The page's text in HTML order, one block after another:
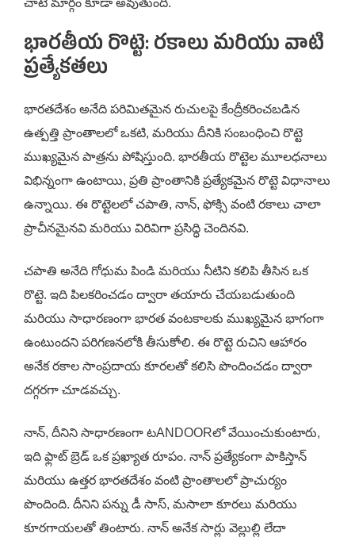
భారతీయ రొట్టె: రకాలు మరియు వాటి
ప్రత్యేకతలు
భారతదేశం అనేది పరిమితమైన రుచులపై కేంద్రీకరించబడిన
ఉత్పత్తి ప్రాంతాలలో ఒకటి, మరియు దీనికి సంబంధించి రొట్టె
ముఖ్యమైన పాత్రను పోషిస్తుంది. భారతీయ రొట్టెల మూలధనాలు
విభిన్నంగా ఉంటాయి, ప్రతి ప్రాంతానికి ప్రత్యేకమైన రొట్టె విధానాలు
ఉన్నాయి. ఈ రొట్టెలలో చపాతి, నాన్, ఫోక్సి వంటి రకాలు చాలా
ప్రాచీనమైనవి మరియు విరివిగా ప్రసిద్ధి చెందినవి.
చపాతి అనేది గోధుమ పిండి మరియు నీటిని కలిపి తీసిన ఒక
రొట్టె. ఇది పిలకరించడం ద్వారా తయారు చేయబడుతుంది
మరియు సాధారణంగా భారత వంటకాలకు ముఖ్యమైన భాగంగా
ఉంటుందని పరిగణనలోకి తీసుకోాలి. ఈ రొట్టె రుచిని ఆహారం
అనేక రకాల సాంప్రదాయ కూరలతో కలిసి పొందించడం ద్వారా
దగ్గరగా చూడవచ్చు.
నాన్, దీనిని సాధారణంగా టANDOORలో వేయించుకుంటారు,
ఇది ఫ్లాట్ బ్రెడ్ ఒక ప్రఖ్యాత రూపం. నాన్ ప్రత్యేకంగా పాకిస్తాన్
మరియు ఉత్తర భారతదేశం వంటి ప్రాంతాలలో ప్రాచుర్యం
పొందింది. దీనిని పన్ను డీ సాస్, మసాలా కూరలు మరియు
కూరగాయలతో తింటారు. నాన్ అనేక సార్లు వెల్లుల్లి లేదా